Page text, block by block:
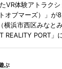
VR体験アトラク
オブマーズ）」が
横浜市西区みなと
REALITY PORT」
ぶ